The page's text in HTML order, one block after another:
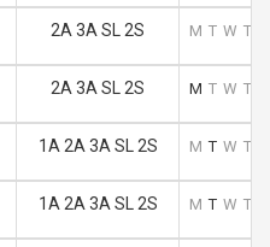
2A 3A SL 2S M T W T
2A 3A SL 2S M T W T
1A 2A 3A SL 2S M T W T
1A 2A 3A SL 2S M T W T